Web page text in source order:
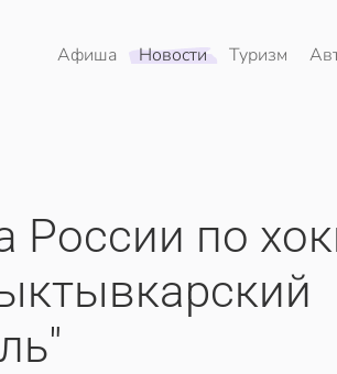
Афиша Новости Туризм
России по